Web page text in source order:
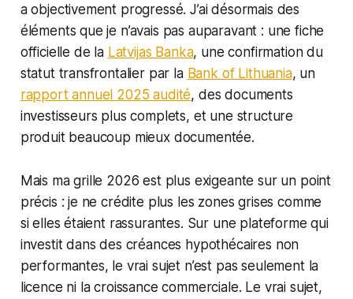
a objectivement progressé. J’ai désormais des
éléments que je n’avais pas auparavant : une fiche
officielle de la Latvijas Banka, une confirmation du
statut transfrontalier par la Bank of Lithuania, un
rapport annuel 2025 audité, des documents
investisseurs plus complets, et une structure
produit beaucoup mieux documentée.
Mais ma grille 2026 est plus exigeante sur un point
précis : je ne crédite plus les zones grises comme
si elles étaient rassurantes. Sur une plateforme qui
investit dans des créances hypothécaires non
performantes, le vrai sujet n’est pas seulement la
licence ni la croissance commerciale. Le vrai sujet,